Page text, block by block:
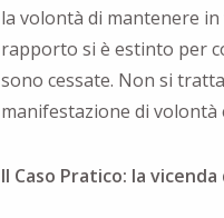
la volontà di mantenere
rapporto si è estinto per
sono cessate. Non si
manifestazione di
Il Caso Pratico: la